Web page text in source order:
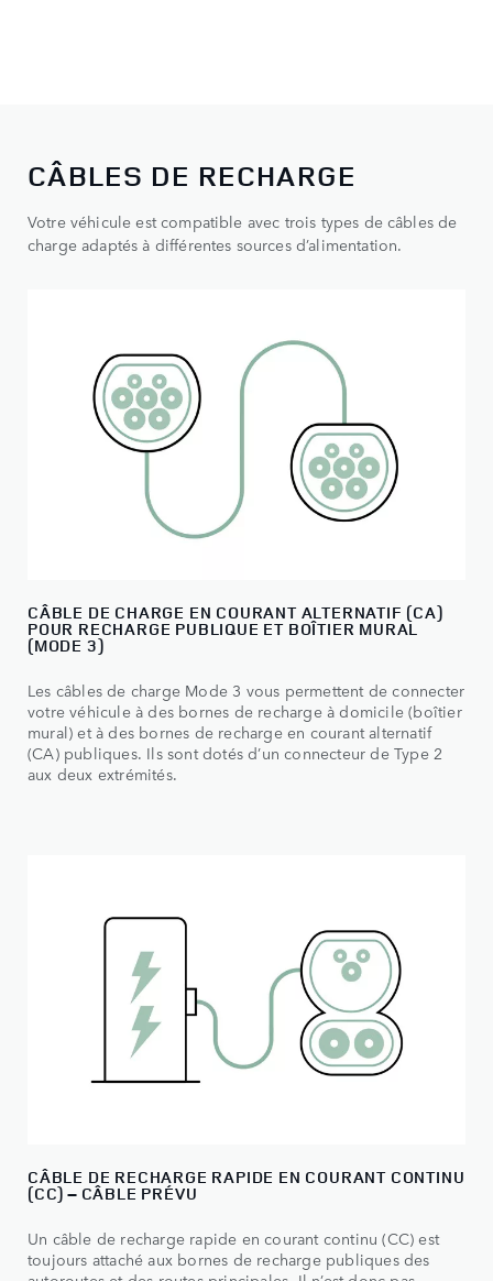
CÂBLES DE RECHARGE
Votre véhicule est compatible avec trois types de câbles de
charge adaptés à différentes sources d’alimentation.
CÂBLE DE CHARGE EN COURANT ALTERNATIF (CA)
POUR RECHARGE PUBLIQUE ET BOÎTIER MURAL
(MODE 3)
Les câbles de charge Mode 3 vous permettent de connecter
votre véhicule à des bornes de recharge à domicile (boîtier
mural) et à des bornes de recharge en courant alternatif
(CA) publiques. Ils sont dotés d’un connecteur de Type 2
aux deux extrémités.
CÂBLE DE RECHARGE RAPIDE EN COURANT CONTINU
(CC) – CÂBLE PRÉVU
Un câble de recharge rapide en courant continu (CC) est
toujours attaché aux bornes de recharge publiques des